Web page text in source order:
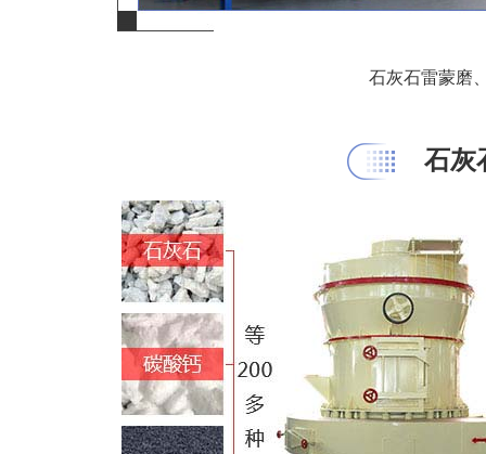
石灰石雷蒙磨
石灰